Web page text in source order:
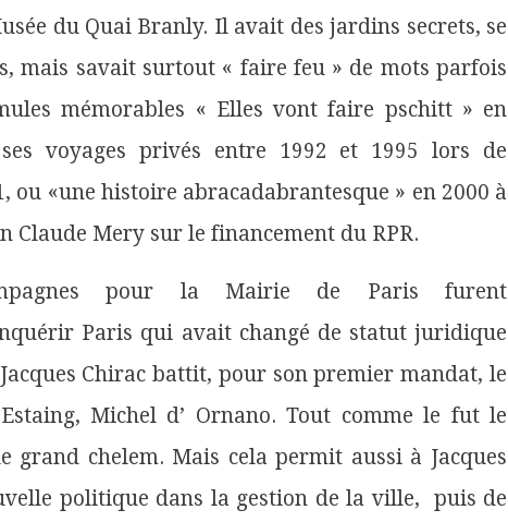
du Quai Branly. Il avait des jardins secrets, se
mais savait surtout « faire feu » de mots parfois
mémorables « Elles vont faire pschitt » en
voyages privés entre 1992 et 1995 lors de
ou «une histoire abracadabrantesque » en 2000 à
Claude Mery sur le financement du RPR.
pour la Mairie de Paris furent
Paris qui avait changé de statut juridique
Chirac battit, pour son premier mandat, le
Michel d’ Ornano. Tout comme le fut le
chelem. Mais cela permit aussi à Jacques
politique dans la gestion de la ville, puis de